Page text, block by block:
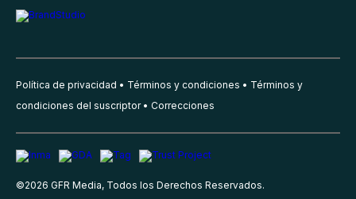
Política de privacidad Términos y condiciones
Términos y
condiciones del suscriptor
Correcciones
©2026 GFR Media, Todos los Derechos Reservados.